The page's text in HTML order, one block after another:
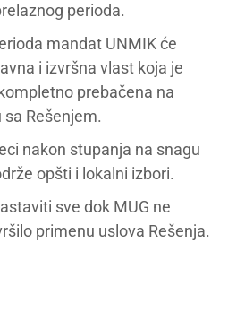
perioda.
mandat UNMIK će
i izvršna vlast koja je
prebačena na
Rešenjem.
nakon stupanja na snagu
opšti i lokalni izbori.
sve dok MUG ne
primenu uslova Rešenja.